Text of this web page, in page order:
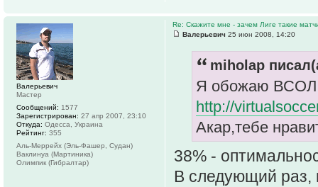
Re: Скажите мне - зачем Лиге такие
Валерьевич 25 июн 2008, 14:20
miholap
Я обожаю ВСОЛ
http://
Акар,тебе
38% -
В следующий раз,
Валерьевич
Мастер
Сообщений: 1577
Зарегистрирован: 27 апр 2007, 23:10
Откуда: Одесса, Украина
Рейтинг: 355
Аль-Меррейх (Эль-Фашер, Судан)
Ваклинуа (Мартиника)
Олимпик (Гибралтар)